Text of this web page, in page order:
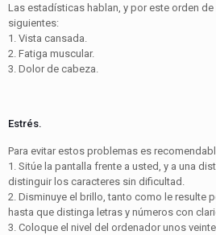
Las estadísticas hablan, y por este orden
siguientes:
1. Vista cansada.
2. Fatiga muscular.
3. Dolor de cabeza.
Estrés.
Para evitar estos problemas es
1. Sitúe la pantalla frente a usted, y a una
distinguir los caracteres sin dificultad.
2. Disminuye el brillo, tanto como le resulte
hasta que distinga letras y números con
3. Coloque el nivel del ordenador unos